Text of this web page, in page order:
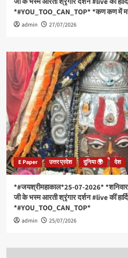
को
नहीं
दी
इजाजत।
*
*प्रशांत
महासागर
में
फटा
‘न्यूक्लियर
डोम’!
अंदर
दफन
120000
टन
रेडियोएक्टिव
कचरा।
*
*दुनिया
किसी
कोने
नहीं
*#YOU_TOO_CAN_TOP* *कण कण में
admin 27/07/2026
E Paper उत्तर प्रदेश दुनिया 🌍 देश
*#जयश्रीमहाकाल*25-07-2026* *शनिवार*
जी के भस्म आरती श्रृंगार दर्शन #live कीं
*#YOU_TOO_CAN_TOP*
admin 25/07/2026